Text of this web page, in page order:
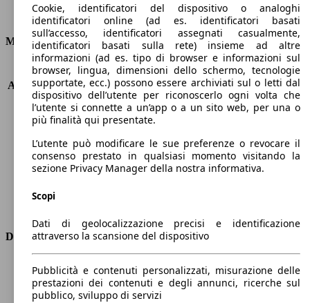
Consumi
Motore e Prestazioni
KW (PS)
48 kW (65 PS)
Accelerazione (0-100 km/h) 14.3s
Velocità massima (km/h)
161 km/h
Numero di marce
5
Cilindrata
998 ccm
Carburante
GPL
Trasmissione
Dimensioni
Lunghezza
3600 mm
Altezza
1490 mm
Larghezza
1600 mm
Cookie, identificatori del dispositivo o analoghi
identificatori online (ad es. identificatori basati
sull’accesso, identificatori assegnati casualmente,
identificatori basati sulla rete) insieme ad altre
informazioni (ad es. tipo di browser e informazioni sul
browser, lingua, dimensioni dello schermo, tecnologie
supportate, ecc.) possono essere archiviati sul o letti dal
dispositivo dell’utente per riconoscerlo ogni volta che
l’utente si connette a un’app o a un sito web, per una o
più finalità qui presentate.
L’utente può modificare le sue preferenze o revocare il
consenso prestato in qualsiasi momento visitando la
sezione Privacy Manager della nostra informativa.
Scopi
Dati di geolocalizzazione precisi e identificazione
attraverso la scansione del dispositivo
Pubblicità e contenuti personalizzati, misurazione delle
prestazioni dei contenuti e degli annunci, ricerche sul
pubblico, sviluppo di servizi